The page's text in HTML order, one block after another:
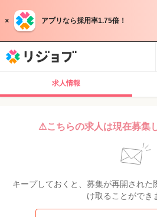
アプリなら採用率1.75倍！
求人情報
⚠こちらの求人は現在募集
キープしておくと、募集が再開された
け取ることができ